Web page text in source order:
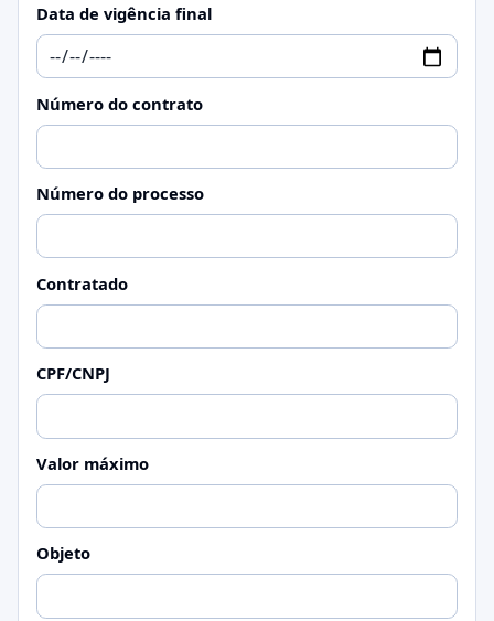
Data de vigência final
Número do contrato
Número do processo
Contratado
CPF/CNPJ
Valor máximo
Objeto